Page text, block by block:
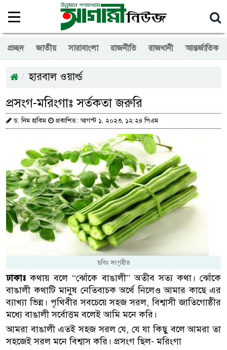
প্রচ্ছদ জাতীয় সারাবাংলা রাজনীতি রাজধানী আন্তর্জাতিক
হারবাল ওয়ার্ল্ড
প্রসংগ-মরিংগাঃ সর্তকতা জরুরি
ড. নিম হাকিম প্রকাশিত: আগস্ট ১, ২০২৩, ১২:২৪ পিএম
ছবিঃ সংগৃহীত
ঢাকাঃকথায় বলে ‘‘ঝোঁকে বাঙালী’’ অতীব সত্য কথা। ঝোঁকে
বাঙালী কথাটি মানুষ নেতিবাচক অর্থে নিলেও আমার কাছে এর
ব্যাখ্যা ভিন্ন। পৃথিবীর সবচেয়ে সহজ সরল, বিশ্বাসী জাতিগোষ্ঠীর
মধ্যে বাঙালী সর্বোত্তম বলেই আমি মনে করি।
আমরা বাঙালী এতই সহজ সরল যে, যে যা কিছু বলে আমরা তা
সহজেই সরল মনে বিশ্বাস করি। প্রসংগ ছিল- মরিংগা